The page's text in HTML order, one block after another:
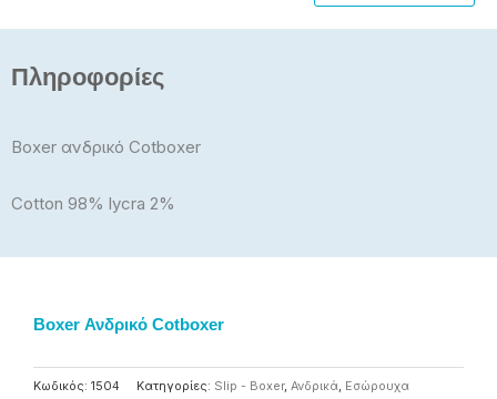
Πληροφορίες
Boxer ανδρικό Cotboxer
Cotton 98% lycra 2%
Boxer Ανδρικό Cotboxer
Κωδικός: 1504 Κατηγορίες: Slip - Boxer, Ανδρικά, Εσώρουχα